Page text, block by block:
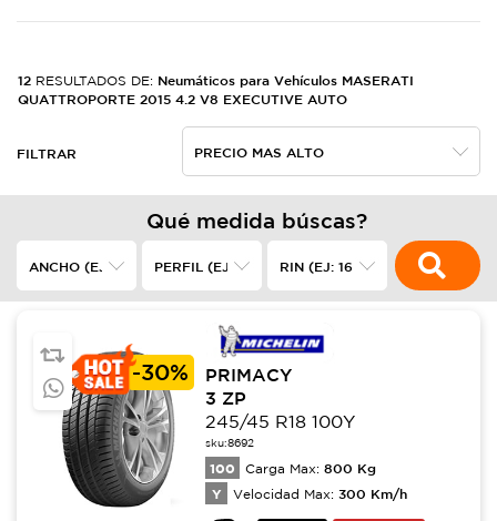
12 RESULTADOS DE: Neumáticos para Vehículos MASERATI
QUATTROPORTE 2015 4.2 V8 EXECUTIVE AUTO
FILTRAR
Qué medida búscas?
-30%
PRIMACY
3 ZP
245/45 R18 100Y
sku:8692
100 Carga Max: 800 Kg
Y Velocidad Max: 300 Km/h